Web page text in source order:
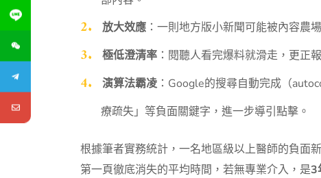
放大效應 ：一則地方版小新聞可能被內容農
極低澄清率 ：閱聽人看完爆料就滑走，更正
演算法霸凌 ：Google的搜尋自動完成（
療疏失」等負面關鍵字，進一步導引點擊。
根據筆者實務統計，一名地區級以上醫師的負面
第一頁徹底消失的平均時間，若無專業介入，是3